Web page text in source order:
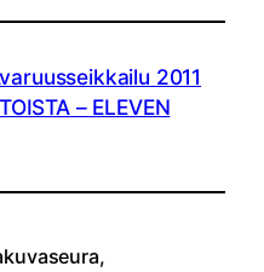
2011
– ELEVEN